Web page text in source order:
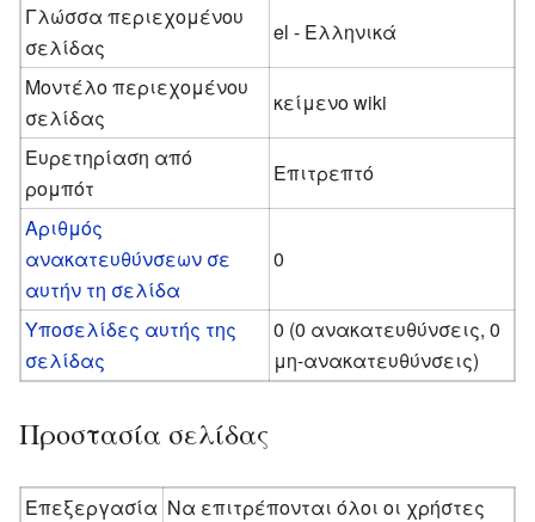
Γλώσσα περιεχομένου
σελίδας
el - Ελληνικά
Μοντέλο περιεχομένου
σελίδας
κείμενο wiki
Ευρετηρίαση από
ρομπότ
Επιτρεπτό
Αριθμός
ανακατευθύνσεων σε
αυτήν τη σελίδα
0
Υποσελίδες αυτής της
σελίδας
0 (0 ανακατευθύνσεις, 0
μη-ανακατευθύνσεις)
Προστασία σελίδας
Επεξεργασία Να επιτρέπονται όλοι οι χρήστες